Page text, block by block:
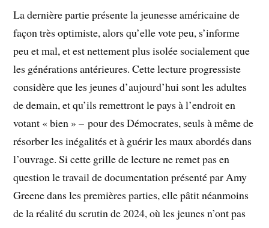
La dernière partie présente la jeunesse américaine de
façon très optimiste, alors qu’elle vote peu, s’informe
peu et mal, et est nettement plus isolée socialement que
les générations antérieures. Cette lecture progressiste
considère que les jeunes d’aujourd’hui sont les adultes
de demain, et qu’ils remettront le pays à l’endroit en
votant « bien » – pour des Démocrates, seuls à même de
résorber les inégalités et à guérir les maux abordés dans
l’ouvrage. Si cette grille de lecture ne remet pas en
question le travail de documentation présenté par Amy
Greene dans les premières parties, elle pâtit néanmoins
de la réalité du scrutin de 2024, où les jeunes n’ont pas